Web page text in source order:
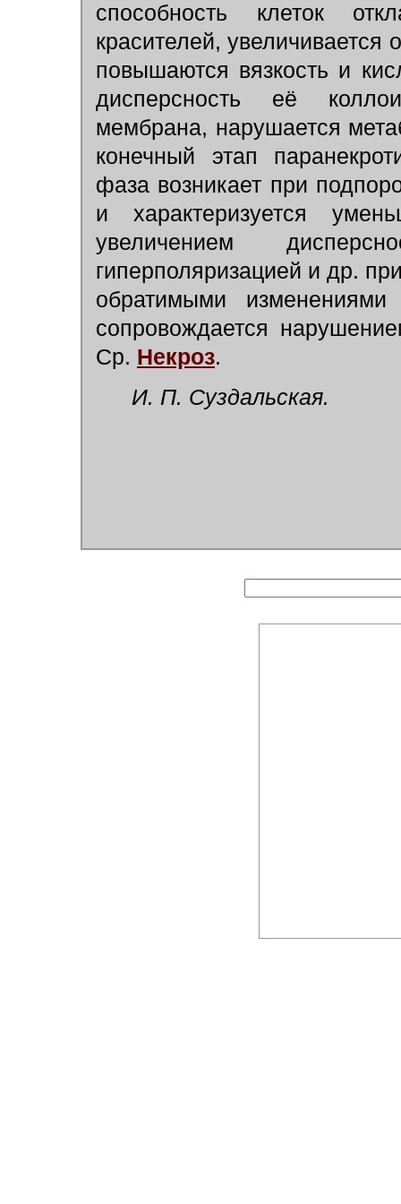
способность клеток
красителей,
повышаются вязкость и
дисперсность её
мембрана, нарушается
конечный этап
фаза возникает при
и характеризуется
увеличением
гиперполяризацией и др.
обратимыми изменениями
сопровождается
Ср. Некроз.
И. П. Суздальская.